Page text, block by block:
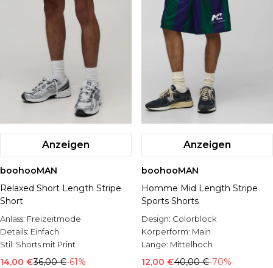
Anzeigen
boohooMAN
Relaxed Short Length Stripe
Short
Anlass: Freizeitmode
Details: Einfach
Stil: Shorts mit Print
14,00 €36,00 €-61%
Anzeigen
boohooMAN
Homme Mid Length Stripe
Sports Shorts
Design: Colorblock
Körperform: Main
Länge: Mittelhoch
12,00 €40,00 €-70%